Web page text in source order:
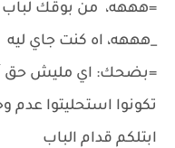
=هههه، من بوقك لباب
_هههه، اه كنت جاي ليه
=بضحك: اي مليش حق
تكونوا استحليتوا عدم
ابتلكم قدام الباب